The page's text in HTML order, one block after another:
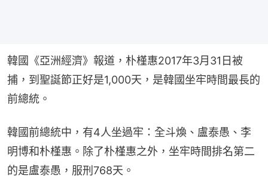
韓國《亞洲經濟》報道，朴槿惠2017年3月31日被
捕，到聖誕節正好是1,000天，是韓國坐牢時間最長的
前總統。
韓國前總統中，有4人坐過牢：全斗煥、盧泰愚、李
明博和朴槿惠。除了朴槿惠之外，坐牢時間排名第二
的是盧泰愚，服刑768天。